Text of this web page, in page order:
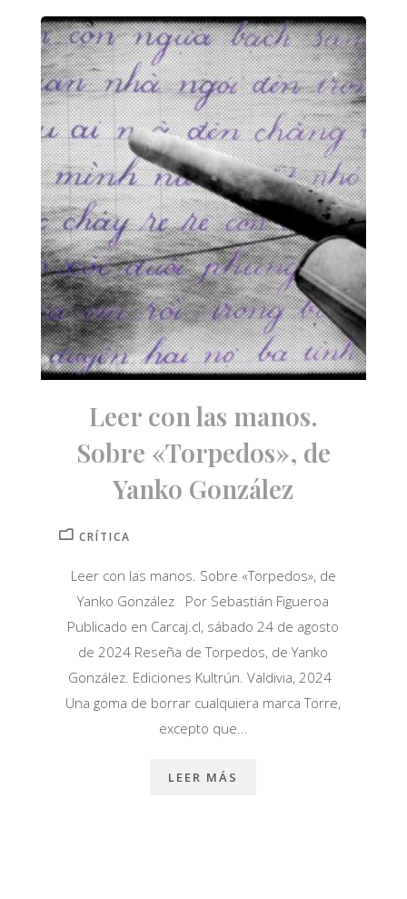
Leer con las manos.
Sobre «Torpedos», de
Yanko González
CRÍTICA
Leer con las manos. Sobre «Torpedos», de
Yanko González Por Sebastián Figueroa
Publicado en Carcaj.cl, sábado 24 de agosto
de 2024 Reseña de Torpedos, de Yanko
González. Ediciones Kultrún. Valdivia, 2024
Una goma de borrar cualquiera marca Torre,
excepto que...
LEER MÁS